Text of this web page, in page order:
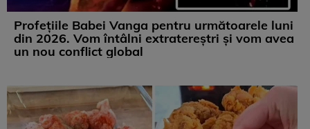
Profețiile Babei Vanga pentru următoarele luni
din 2026. Vom întâlni extratereștri și vom avea
un nou conflict global